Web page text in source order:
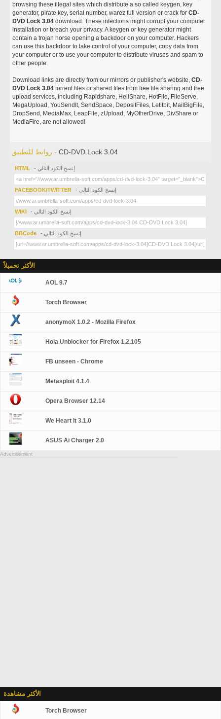
browsing these illegal sites which distribute a so called keygen, key
generator, pirate key, serial number, warez full version or crack forCD-
DVD Lock 3.04 download. These infections might corrupt your computer
installation or breach your privacy. A keygen or key generator might
contain a trojan horse opening a backdoor on your computer. Hackers
can use this backdoor to take control of your computer, copy data from
your computer or to use your computer to distribute viruses and spam to
other people.
Download links are directly from our mirrors or publisher's website,CD-
DVD Lock 3.04 torrent files or shared files from free file sharing and free
upload services, including Rapidshare, HellShare, HotFile, FileServe,
MegaUpload, YouSendIt, SendSpace, DepositFiles, Letitbit, MailBigFile,
DropSend, MediaMax, LeapFile, zUpload, MyOtherDrive, DivShare or
MediaFire, are not allowed!
روابط للتطبيق -CD-DVD Lock 3.04
HTML - إنسخ الكود التالي
FACEBOOK/TWITTER - إنسخ الكود التالي
WIKI - إنسخ الكود التالي
BBCode - إنسخ الكود التالي
الأكثر تحميلاً
AOL 9.7
Torch Browser
anonymoX 1.0.2 - Mozilla Firefox
Hola Unblocker for Firefox 1.2.105
FB unseen - Chrome
Metasploit 4.1.4
Opera Browser 12.14
We Heart It 3.1.0
ASUS Ai Charger 2.0
Advertisement
الأكثر مشاهدة
Torch Browser